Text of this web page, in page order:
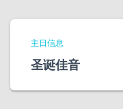
主日信息
圣诞佳音